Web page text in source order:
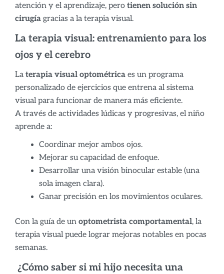
atención y el aprendizaje, pero tienen solución sin
cirugía gracias a la terapia visual.
La terapia visual: entrenamiento para los
ojos y el cerebro
La terapia visual optométrica es un programa
personalizado de ejercicios que entrena al sistema
visual para funcionar de manera más eficiente.
A través de actividades lúdicas y progresivas, el niño
aprende a:
Coordinar mejor ambos ojos.
Mejorar su capacidad de enfoque.
Desarrollar una visión binocular estable (una
sola imagen clara).
Ganar precisión en los movimientos oculares.
Con la guía de un optometrista comportamental, la
terapia visual puede lograr mejoras notables en pocas
semanas.
¿Cómo saber si mi hijo necesita una